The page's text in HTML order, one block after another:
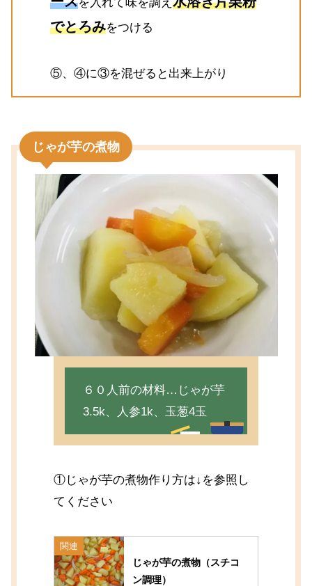
でとろみをつける
⑤、④に③を混ぜると出来上がり
じゃが芋の煮物
６０人前の材料…じゃが芋
3.5k、人参1k、玉葱4玉
①じゃが芋の煮物作り方は↓を参照し
てください
関連
じゃが芋の煮物（スチコ
ン調理）